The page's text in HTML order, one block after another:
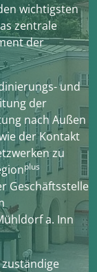
wichtigsten
zentrale
der
und
der
nach Außen
der Kontakt
zu
plus
Geschäftsstelle
a. Inn